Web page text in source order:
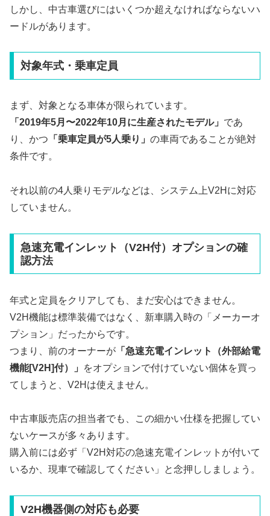
しかし、中古車選びにはいくつか超えなければならないハ
ードルがあります。
対象年式・乗車定員
まず、対象となる車体が限られています。
「2019年5月〜2022年10月に生産されたモデル」 であ
り、かつ 「乗車定員が5人乗り」 の車両であることが絶対
条件です。
それ以前の4人乗りモデルなどは、システム上V2Hに対応
していません。
急速充電インレット（V2H付）オプションの確
認方法
年式と定員をクリアしても、まだ安心はできません。
V2H機能は標準装備ではなく、新車購入時の「メーカーオ
プション」だったからです。
つまり、前のオーナーが 「急速充電インレット（外部給電
機能[V2H]付）」
をオプションで付けていない個体を買っ
てしまうと、V2Hは使えません。
中古車販売店の担当者でも、この細かい仕様を把握してい
ないケースが多々あります。
購入前には必ず「V2H対応の急速充電インレットが付いて
いるか、現車で確認してください」と念押ししましょう。
V2H機器側の対応も必要